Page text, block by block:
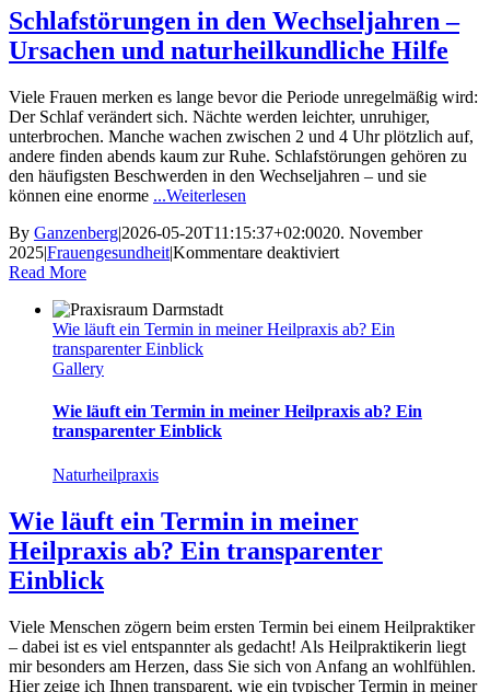
Schlafstörungen in den Wechseljahren –
Ursachen und naturheilkundliche Hilfe
Viele Frauen merken es lange bevor die Periode unregelmäßig wird:
Der Schlaf verändert sich. Nächte werden leichter, unruhiger,
unterbrochen. Manche wachen zwischen 2 und 4 Uhr plötzlich auf,
andere finden abends kaum zur Ruhe. Schlafstörungen gehören zu
den häufigsten Beschwerden in den Wechseljahren – und sie
können eine enorme ...Weiterlesen
By Ganzenberg|2026-05-20T11:15:37+02:0020. November
2025|Frauengesundheit|Kommentare deaktiviertfür
Wechseljahren
naturheilkundliche
Read More
Wie läuft ein Termin in meiner Heilpraxis ab? Ein
transparenter Einblick
Gallery
Wie läuft ein Termin in meiner Heilpraxis ab? Ein
transparenter Einblick
Naturheilpraxis
Wie läuft ein Termin in meiner
Heilpraxis ab? Ein transparenter
Einblick
Viele Menschen zögern beim ersten Termin bei einem Heilpraktiker
– dabei ist es viel entspannter als gedacht! Als Heilpraktikerin liegt
mir besonders am Herzen, dass Sie sich von Anfang an wohlfühlen.
Hier zeige ich Ihnen transparent, wie ein typischer Termin in meiner